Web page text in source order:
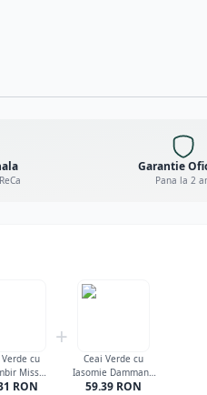
Garantie
Pana la 2
cu
Miss
24 plicuri
RON
+
Ceai Verde cu
Iasomie Dammann
24 plicuri
59.39 RON